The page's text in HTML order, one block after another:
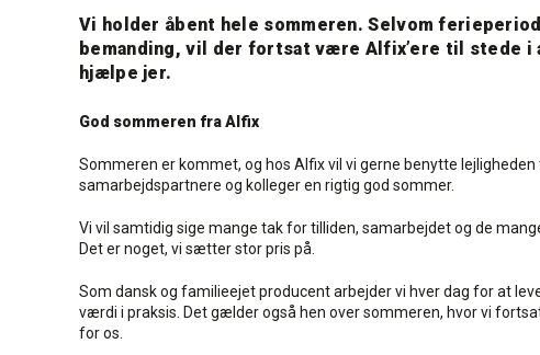
Vi holder åbent hele sommeren. Selvom
bemanding, vil der fortsat være Alfix’ere til stede
hjælpe jer.
God sommeren fra Alfix
Sommeren er kommet, og hos Alfix vil vi gerne benytte
samarbejdspartnere og kolleger en rigtig god sommer.
Vi vil samtidig sige mange tak for tilliden, samarbejdet og de
Det er noget, vi sætter stor pris på.
Som dansk og familieejet producent arbejder vi hver dag for at
værdi i praksis. Det gælder også hen over sommeren, hvor vi
for os.